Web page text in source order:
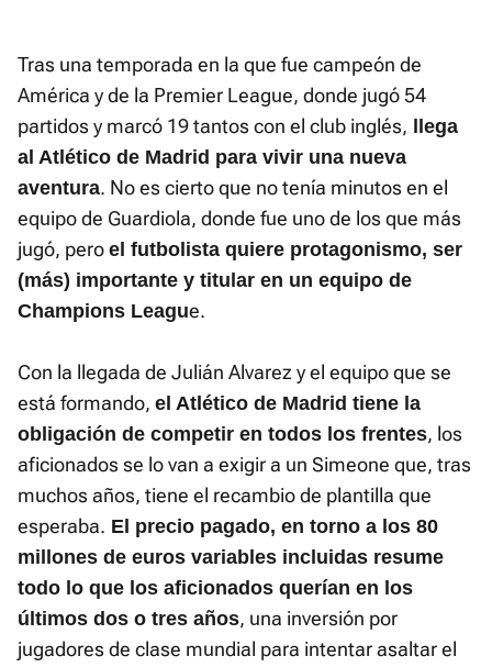
Tras una temporada en la que fue campeón de
América y de la Premier League, donde jugó 54
partidos y marcó 19 tantos con el club inglés, llega
al Atlético de Madrid para vivir una nueva
aventura. No es cierto que no tenía minutos en el
equipo de Guardiola, donde fue uno de los que más
jugó, pero el futbolista quiere protagonismo, ser
(más) importante y titular en un equipo de
Champions League.
Con la llegada de Julián Alvarez y el equipo que se
está formando, el Atlético de Madrid tiene la
obligación de competir en todos los frentes, los
aficionados se lo van a exigir a un Simeone que, tras
muchos años, tiene el recambio de plantilla que
esperaba. El precio pagado, en torno a los 80
millones de euros variables incluidas resume
todo lo que los aficionados querían en los
últimos dos o tres años, una inversión por
jugadores de clase mundial para intentar asaltar el